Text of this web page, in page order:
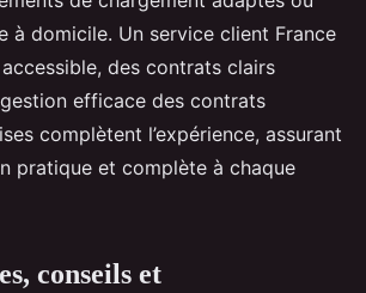
à domicile. Un service client France
des contrats clairs
efficace des contrats
complètent l’expérience, assurant
pratique et complète à chaque
conseils et